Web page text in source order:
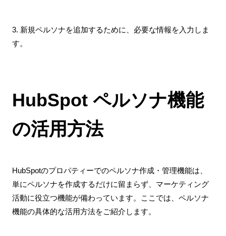
3. 新規ペルソナを追加するために、必要な情報を入力しま
す。
HubSpot ペルソナ機能
の活用方法
HubSpotのプロパティーでのペルソナ作成・管理機能は、
単にペルソナを作成するだけに留まらず、マーケティング
活動に役立つ機能が備わっています。ここでは、ペルソナ
機能の具体的な活用方法をご紹介します。